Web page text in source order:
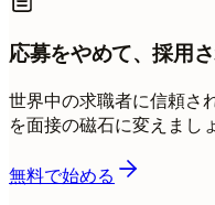
応募をやめて、採用さ
世界中の求職者に信頼さ
を面接の磁石に変えまし
無料で始める